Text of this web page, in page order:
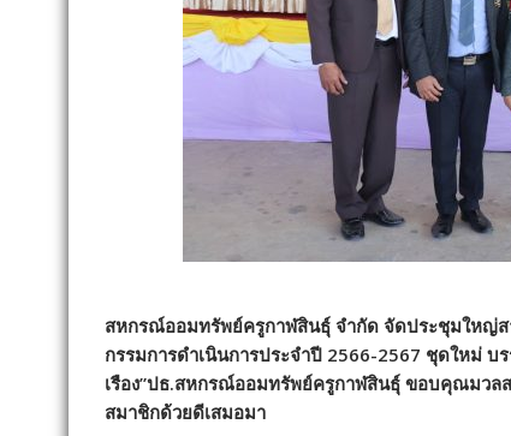
สหกรณ์ออมทรัพย์ครูกาฬสินธุ์ จำกัด จัดประชุมใหญ่ส
กรรมการดำเนินการประจำปี 2566-2567 ชุดใหม่
เรือง”ปธ.สหกรณ์ออมทรัพย์ครูกาฬสินธุ์ ขอบคุณมวล
สมาชิกด้วยดีเสมอมา